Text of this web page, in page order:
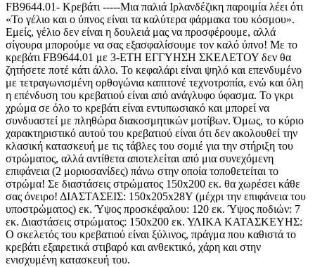
FB9644.01- Κρεβάτι -----Μια παλιά Ιρλανδέζικη παροιμία λέει ότι
«Το γέλιο και ο ύπνος είναι τα καλύτερα φάρμακα του κόσμου».
Εμείς, γέλιο δεν είναι η δουλειά μας να προσφέρουμε, αλλά
σίγουρα μπορούμε να σας εξασφαλίσουμε τον καλό ύπνο! Με το
κρεβάτι FB9644.01 με 3-ΕΤΗ ΕΓΓΥΗΣΗ ΣΚΕΛΕΤΟΥ δεν θα
ζητήσετε ποτέ κάτι άλλο. Το κεφαλάρι είναι ψηλό και επενδυμένο
με τετραγωνισμένη ορθογώνια καπιτονέ τεχνοτροπία, ενώ και όλη
η επένδυση του κρεβατιού είναι από ανάγλυφο ύφασμα. Το γκρι
χρώμα σε όλο το κρεβάτι είναι εντυπωσιακό και μπορεί να
συνδυαστεί με πληθώρα διακοσμητικών μοτίβων. Όμως, το κύριο
χαρακτηριστικό αυτού του κρεβατιού είναι ότι δεν ακολουθεί την
κλασική κατασκευή με τις τάβλες του σομιέ για την στήριξη του
στρώματος, αλλά αντίθετα αποτελείται από μια συνεχόμενη
επιφάνεια (2 μοριοσανίδες) πάνω στην οποία τοποθετείται το
στρώμα! Σε διαστάσεις στρώματος 150x200 εκ. θα χωρέσει κάθε
σας όνειρο! ΔΙΑΣΤΑΣΕΙΣ: 150x205x28Υ (μέχρι την επιφάνεια του
υποστρώματος) εκ. Ύψος προσκέφαλου: 120 εκ. Ύψος ποδιών: 7
εκ. Διαστάσεις στρώματος: 150x200 εκ. ΥΛΙΚΑ ΚΑΤΑΣΚΕΥΗΣ:
Ο σκελετός του κρεβατιού είναι ξύλινος, πράγμα που καθιστά το
κρεβάτι εξαιρετικά στιβαρό και ανθεκτικό, χάρη και στην
ενισχυμένη κατασκευή του.